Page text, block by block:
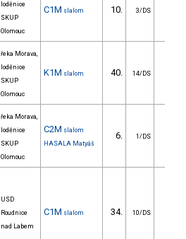
loděnice
SKUP
Olomouc
C1M slalom 10. 3/DS
řeka Morava,
loděnice
SKUP
Olomouc
K1M slalom 40. 14/DS
řeka Morava,
loděnice
SKUP
Olomouc
C2M slalom
HASALA Matyáš
6. 1/DS
USD
Roudnice
nad Labem
C1M slalom 34. 10/DS